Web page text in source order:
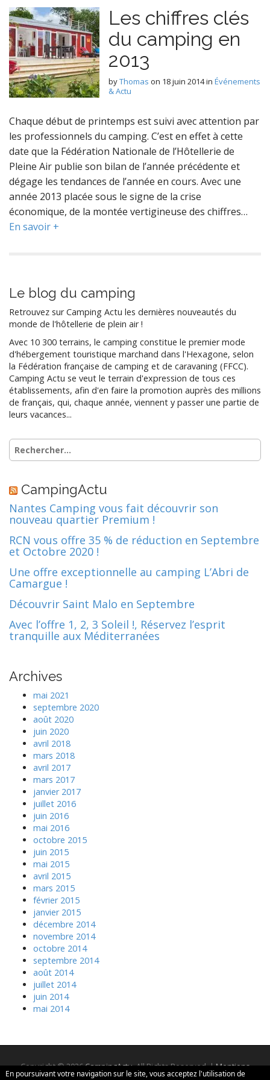
En poursuivant votre navigation sur le site, vous acceptez l'utilisation de
Les chiffres clés
du camping en
2013
byThomas on 18 juin 2014in Événements
& Actu
Chaque début de printemps est suivi avec attention par
les professionnels du camping. C’est en effet à cette
date que la Fédération Nationale de l’Hôtellerie de
Pleine Air publie son bilan de l’année précédente et
dégage les tendances de l’année en cours. Avec une
année 2013 placée sous le signe de la crise
économique, de la montée vertigineuse des chiffres…
En savoir +
Le blog du camping
Retrouvez sur Camping Actu les dernières nouveautés du
monde de l'hôtellerie de plein air !
Avec 10 300 terrains, le camping constitue le premier mode
d'hébergement touristique marchand dans l'Hexagone, selon
la Fédération française de camping et de caravaning (FFCC).
Camping Actu se veut le terrain d'expression de tous ces
établissements, afin d'en faire la promotion auprès des millions
de français, qui, chaque année, viennent y passer une partie de
leurs vacances...
Rechercher :
CampingActu
Nantes Camping vous fait découvrir son
nouveau quartier Premium !
RCN vous offre 35 % de réduction en Septembre
et Octobre 2020 !
Une offre exceptionnelle au camping L’Abri de
Camargue !
Découvrir Saint Malo en Septembre
Avec l’offre 1, 2, 3 Soleil !, Réservez l’esprit
tranquille aux Méditerranées
Archives
mai 2021
septembre 2020
août 2020
juin 2020
avril 2018
mars 2018
avril 2017
mars 2017
janvier 2017
juillet 2016
juin 2016
mai 2016
octobre 2015
juin 2015
mai 2015
avril 2015
mars 2015
février 2015
janvier 2015
décembre 2014
novembre 2014
octobre 2014
septembre 2014
août 2014
juillet 2014
juin 2014
mai 2014
Copyright © 2026CampingActu. All Rights Reserved. |Mentions
légales